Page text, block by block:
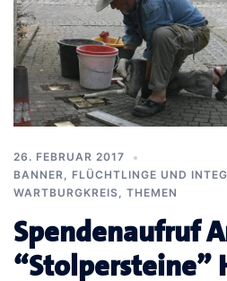
26. FEBRUAR 2017
BANNER
FLÜCHTLINGE UND
WARTBURGKREIS
THEMEN
Spendenaufruf
“Stolpersteine”